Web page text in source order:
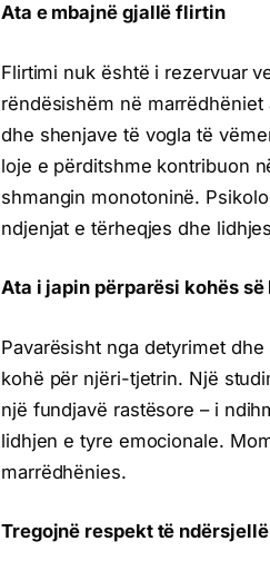
Ata e mbajnë gjallë flirtin
Flirtimi nuk është i rezervuar
rëndësishëm në
dhe shenjave të vogla të
loje e përditshme kontribuon
shmangin monotoninë.
ndjenjat e tërheqjes dhe
Ata i japin përparësi kohës së
Pavarësisht nga detyrimet
kohë për njëri-tjetrin. Një
një fundjavë rastësore – i
lidhjen e tyre emocionale.
marrëdhënies.
Tregojnë respekt të ndërsjellë